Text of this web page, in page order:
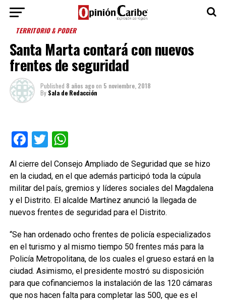
TERRITORIO & PODER
Santa Marta contará con nuevos
frentes de seguridad
Published 8 años agoon 5 noviembre, 2018
By Sala de Redacción
Facebook
TwitterWhatsApp
Al cierre del Consejo Ampliado de Seguridad que se hizo
en la ciudad, en el que además participó toda la cúpula
militar del país, gremios y líderes sociales del Magdalena
y el Distrito. El alcalde Martínez anunció la llegada de
nuevos frentes de seguridad para el Distrito.
“Se han ordenado ocho frentes de policía especializados
en el turismo y al mismo tiempo 50 frentes más para la
Policía Metropolitana, de los cuales el grueso estará en la
ciudad. Asimismo, el presidente mostró su disposición
para que cofinanciemos la instalación de las 120 cámaras
que nos hacen falta para completar las 500, que es el